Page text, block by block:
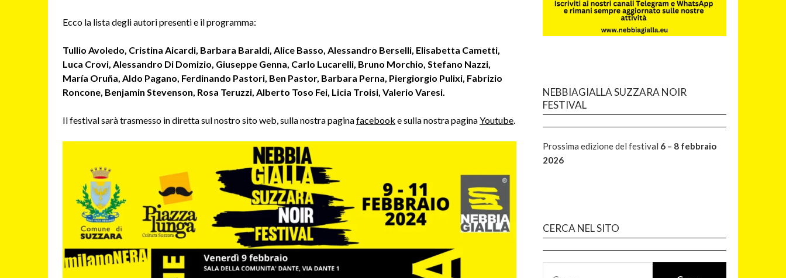
Ecco la lista degli autori presenti e il programma:
Tullio Avoledo, Cristina Aicardi, Barbara Baraldi, Alice Basso, Alessandro Berselli, Elisabetta Cametti,
Luca Crovi, Alessandro Di Domizio, Giuseppe Genna, Carlo Lucarelli, Bruno Morchio, Stefano Nazzi,
María Oruña, Aldo Pagano, Ferdinando Pastori, Ben Pastor, Barbara Perna, Piergiorgio Pulixi, Fabrizio
Roncone, Benjamin Stevenson, Rosa Teruzzi, Alberto Toso Fei, Licia Troisi, Valerio Varesi.
Il festival sarà trasmesso in diretta sul nostro sito web, sulla nostra paginafacebook e sulla nostra paginaYoutube
NEBBIAGIALLA SUZZARA NOIR
FESTIVAL
Prossima edizione del festival 6 – 8 febbraio
2026
CERCA NEL SITO